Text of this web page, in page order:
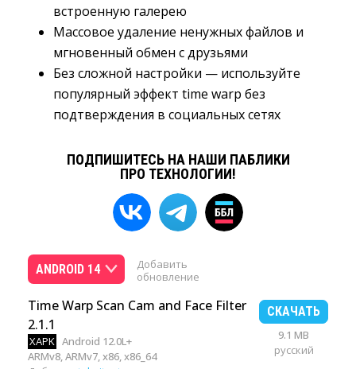
встроенную галерею
Массовое удаление ненужных файлов и
мгновенный обмен с друзьями
Без сложной настройки — используйте
популярный эффект time warp без
подтверждения в социальных сетях
ПОДПИШИТЕСЬ НА НАШИ ПАБЛИКИ
ПРО ТЕХНОЛОГИИ!
ANDROID 14
Добавить
обновление
Time Warp Scan Cam and Face Filter
2.1.1
XAPK Android 12.0L+
ARMv8, ARMv7, x86, x86_64
СКАЧАТЬ
9.1 MB
русский